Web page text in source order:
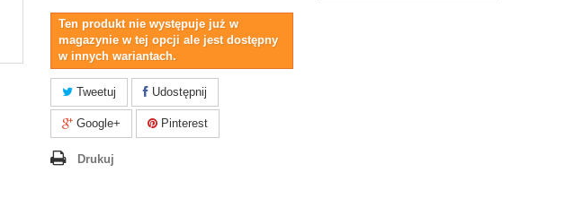
Ten produkt nie występuje już w
magazynie w tej opcji ale jest dostępny
w innych wariantach.
Tweetuj Udostępnij
Google+ Pinterest
Drukuj